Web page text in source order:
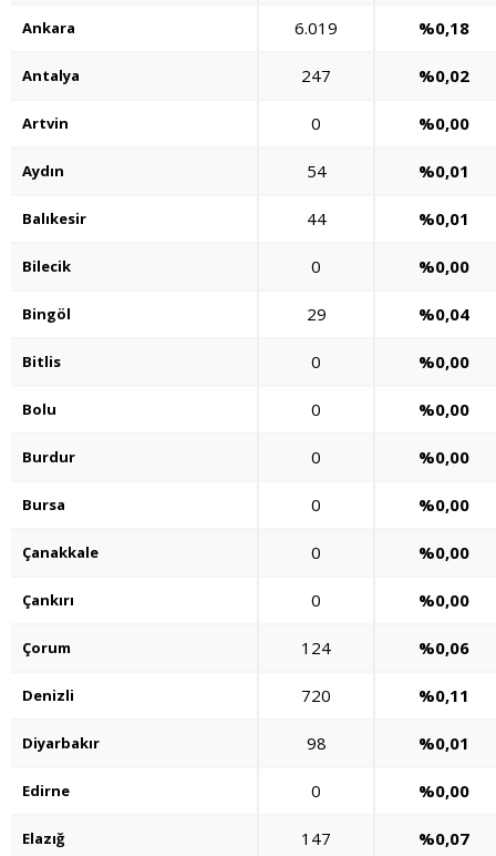
Ankara 6.019 %0,18
Antalya 247 %0,02
Artvin 0 %0,00
Aydın 54 %0,01
Balıkesir 44 %0,01
Bilecik 0 %0,00
Bingöl 29 %0,04
Bitlis 0 %0,00
Bolu 0 %0,00
Burdur 0 %0,00
Bursa 0 %0,00
Çanakkale 0 %0,00
Çankırı 0 %0,00
Çorum 124 %0,06
Denizli 720 %0,11
Diyarbakır 98 %0,01
Edirne 0 %0,00
Elazığ 147 %0,07